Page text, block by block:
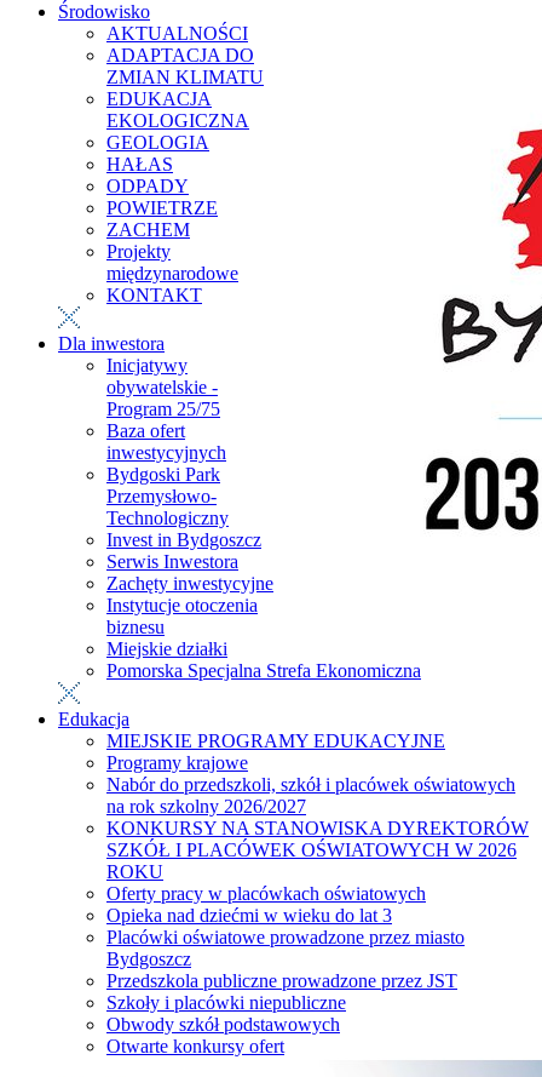
Środowisko
AKTUALNOŚCI
ADAPTACJA DO
ZMIAN KLIMATU
EDUKACJA
EKOLOGICZNA
GEOLOGIA
HAŁAS
ODPADY
POWIETRZE
ZACHEM
Projekty
międzynarodowe
KONTAKT
Dla inwestora
Inicjatywy
obywatelskie -
Program 25/75
Baza ofert
inwestycyjnych
Bydgoski Park
Przemysłowo-
Technologiczny
Invest in Bydgoszcz
Serwis Inwestora
Zachęty inwestycyjne
Instytucje otoczenia
biznesu
Miejskie działki
Pomorska Specjalna Strefa Ekonomiczna
Edukacja
MIEJSKIE PROGRAMY EDUKACYJNE
Programy krajowe
Nabór do przedszkoli, szkół i placówek oświatowych
na rok szkolny 2026/2027
KONKURSY NA STANOWISKA DYREKTORÓW
SZKÓŁ I PLACÓWEK OŚWIATOWYCH W 2026
ROKU
Oferty pracy w placówkach oświatowych
Opieka nad dziećmi w wieku do lat 3
Placówki oświatowe prowadzone przez miasto
Bydgoszcz
Przedszkola publiczne prowadzone przez JST
Szkoły i placówki niepubliczne
Obwody szkół podstawowych
Otwarte konkursy ofert